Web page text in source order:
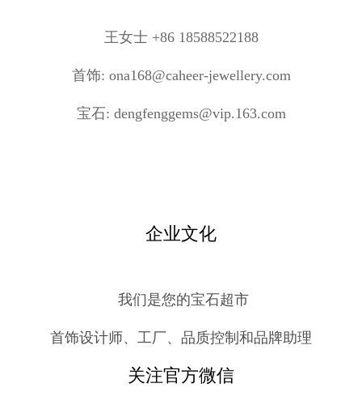
王女士 +86 18588522188
首饰: ona168@caheer-jewellery.com
宝石: dengfenggems@vip.163.com
企业文化
我们是您的宝石超市
首饰设计师、工厂、品质控制和品牌助理
关注官方微信